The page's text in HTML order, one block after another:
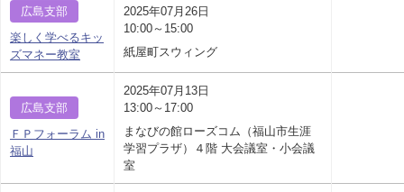
広島支部
楽しく学べるキッ
ズマネー教室
2025年07月26日
10:00～15:00
紙屋町スウィング
広島支部
ＦＰフォーラム in
福山
2025年07月13日
13:00～17:00
まなびの館ローズコム（福山市生涯
学習プラザ）４階 大会議室・小会議
室